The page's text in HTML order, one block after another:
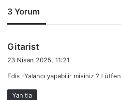
3 Yorum
Gitarist
i
23 Nisan 2025, 11:21
Edis -Yalancı yapabilir misiniz ? Lütfen
Yanıtla